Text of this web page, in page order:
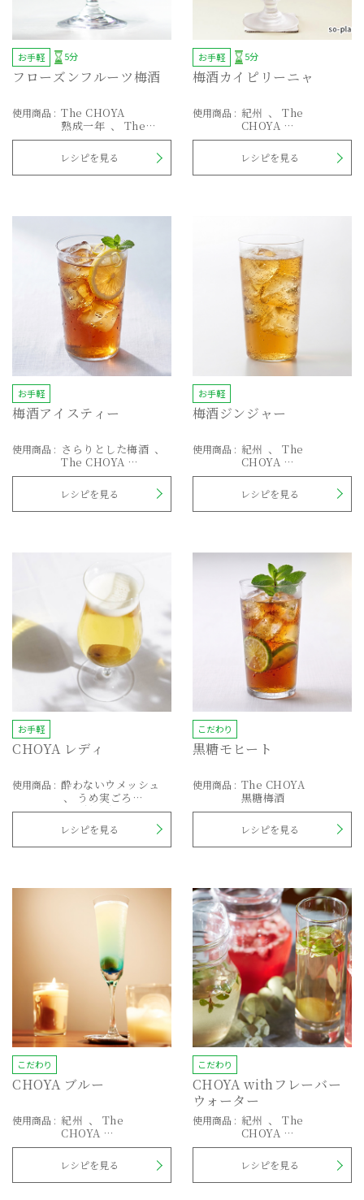
お手軽 5分
フローズンフルーツ梅酒
使用商品 : The CHOYA
熟成一年
CHOYA
AGED 3 YEARS
EXTRA FRUIT
さらりとした梅酒
本格梅酒仕込み
レシピを見る
お手軽 5分
梅酒カイピリーニャ
使用商品 : 紀州
The
CHOYA
熟成一年
さらり
とした梅酒
レシピを見る
お手軽
梅酒アイスティー
使用商品 : さらりとした梅酒
The CHOYA
熟成一年
レシピを見る
お手軽
梅酒ジンジャー
使用商品 : 紀州
The
CHOYA
熟成一年
The
CHOYA
AGED 3 YEARS
EXTRA FRUIT
レシピを見る
お手軽
CHOYA レディ
使用商品 : 酔わないウメッシュ
うめ実ごろ
【通信販売限定】
レシピを見る
こだわり
黒糖モヒート
使用商品 : The CHOYA
黒糖梅酒
レシピを見る
こだわり
CHOYA ブルー
使用商品 : 紀州
CHOYA
至極の梅
レシピを見る
こだわり
CHOYA withフレーバー
ウォーター
使用商品 : 紀州
The
CHOYA
至極の梅
レシピを見る